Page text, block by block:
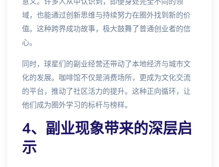
域，也能通过创新思维与持续努力在圈外找到新的价
值。这种跨界成功故事，极大鼓舞了普通创业者的信
心。
同时，球星们的副业经营还带动了本地经济与城市文
化的发展。咖啡馆不仅是消费场所，更成为文化交流
的平台，推动了社区活力的提升。这种正向循环，让
他们成为圈外学习的标杆与榜样。
4、副业现象带来的深层启
示